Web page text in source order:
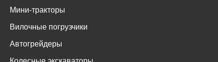
Мини-тракторы
Вилочные погрузчики
Автогрейдеры